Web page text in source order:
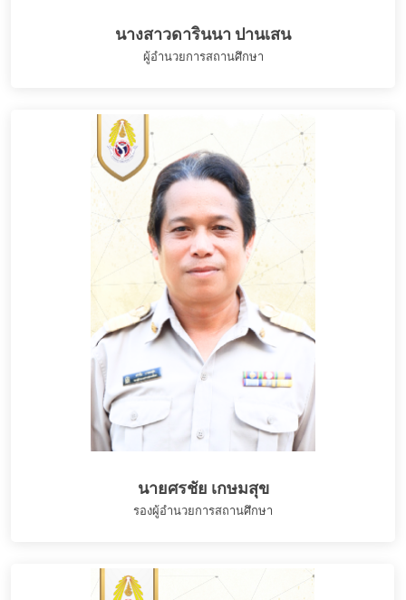
นางสาวดารินนา ปานเสน
ผู้อำนวยการสถานศึกษา
นายศรชัย เกษมสุข
รองผู้อำนวยการสถานศึกษา